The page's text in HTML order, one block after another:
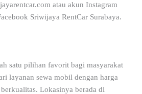
atau akun Instagram
Sriwijaya RentCar Surabaya.
satu pilihan favorit bagi masyarakat
layanan sewa mobil dengan harga
Lokasinya berada di